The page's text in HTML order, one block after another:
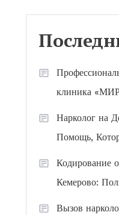
клиника
Нарколог на
Помощь,
Кодирование
Кемерово:
Вызов